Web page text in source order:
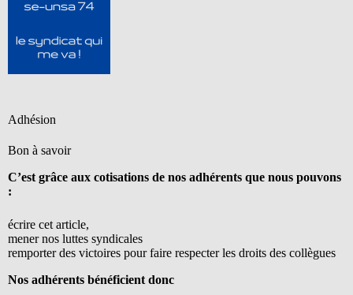
Adhésion
Bon à savoir
C’est grâce aux cotisations de nos adhérents que nous pouvons
:
écrire cet article,
mener nos luttes syndicales
remporter des victoires pour faire respecter les droits des collègues
Nos adhérents bénéficient donc